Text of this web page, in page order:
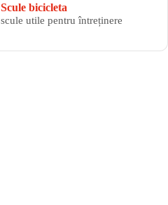
Scule bicicleta
scule utile pentru întreținere